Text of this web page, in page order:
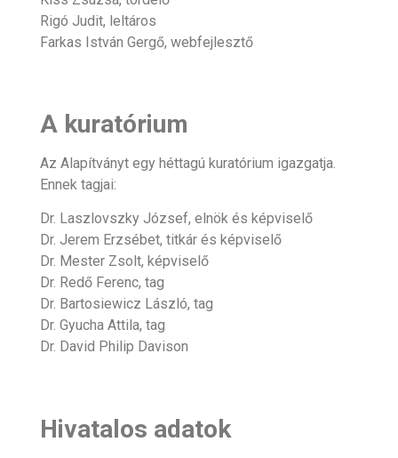
Rigó Judit, leltáros
Farkas István Gergő, webfejlesztő
A kuratórium
Az Alapítványt egy héttagú kuratórium igazgatja.
Ennek tagjai:
Dr. Laszlovszky József, elnök és képviselő
Dr. Jerem Erzsébet, titkár és képviselő
Dr. Mester Zsolt, képviselő
Dr. Redő Ferenc, tag
Dr. Bartosiewicz László, tag
Dr. Gyucha Attila, tag
Dr. David Philip Davison
Hivatalos adatok